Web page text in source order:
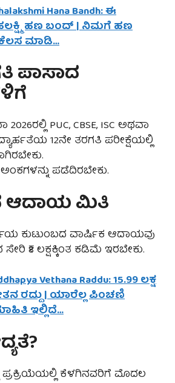
Hana Bandh: ಈ
ಹಣ ಬಂದ್ | ನಿಮಗೆ ಹಣ
ಕೆಲಸ ಮಾಡಿ…
ಪಾಸಾದ
PUC, CBSE, ISC ಅಥವಾ
12ನೇ ತರಗತಿ ಪರೀಕ್ಷೆಯಲ್ಲಿ
ಅಂಕಗಳನ್ನು ಪಡೆದಿರಬೇಕು.
ಆದಾಯ ಮಿತಿ
ಕುಟುಂಬದ ವಾರ್ಷಿಕ ಆದಾಯವು
₹8 ಲಕ್ಷಕ್ಕಿಂತ ಕಡಿಮೆ ಇರಬೇಕು.
Vethana Raddu: 15.99 ಲಕ್ಷ
ರದ್ದು | ಯಾರೆಲ್ಲ ಪಿಂಚಣಿ
ಇಲ್ಲಿದೆ…
ಪ್ರಕ್ರಿಯೆಯಲ್ಲಿ ಕೆಳಗಿನವರಿಗೆ ಮೊದಲ